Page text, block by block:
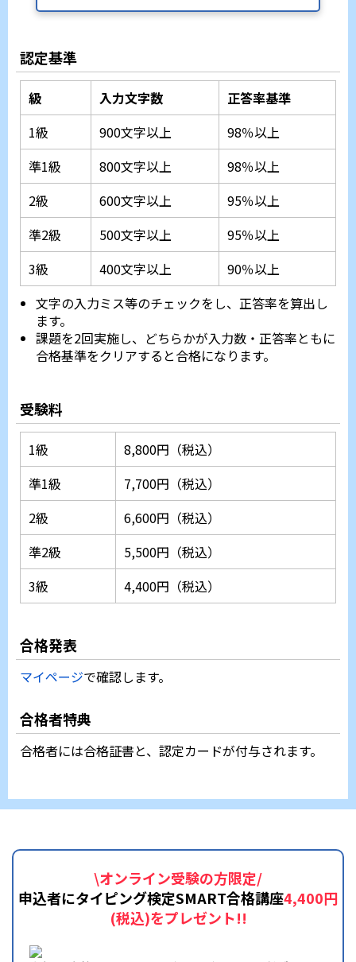
認定基準
級 入力文字数
正答率基準
1級
900文字以上
98％以上
準1級
800文字以上
98％以上
2級
600文字以上
95％以上
準2級
500文字以上
95％以上
3級
400文字以上
90％以上
文字の入力ミス等のチェックをし、正答率を算出し
ます。
課題を2回実施し、どちらかが入力数・正答率ともに
合格基準をクリアすると合格になります。
受験料
1級
8,800円（税込）
準1級
7,700円（税込）
2級
6,600円（税込）
準2級
5,500円（税込）
3級
4,400円（税込）
合格発表
マイページで確認します。
合格者特典
合格者には合格証書と、認定カードが付与されます。
\オンライン受験の方限定/
申込者にタイピング検定SMART合格講座4,400円
(税込)をプレゼント!!